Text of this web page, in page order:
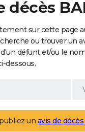
décès
sur cette page
ou trouver un
défunt et/ou le
dessous.
publiez un avis de